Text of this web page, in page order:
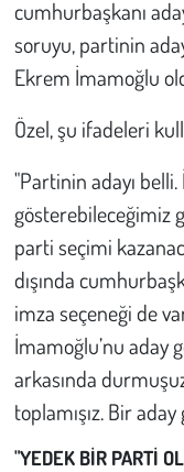
cumhurbaşkanı
soruyu, partinin
Ekrem İmamoğlu
Özel, şu ifadeleri
"Partinin adayı
gösterebileceğimiz
parti seçimi
dışında
imza seçeneği de
İmamoğlu’nu aday
arkasında
toplamışız. Bir
"YEDEK BİR PARTİ